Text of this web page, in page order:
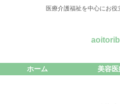
医療介護福祉を中心にお
ホーム 美容医